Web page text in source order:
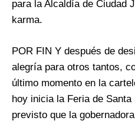
para la Alcaldía de Ciudad
karma.
POR FIN Y después de
alegría para otros tantos,
último momento en la
hoy inicia la Feria de
previsto que la